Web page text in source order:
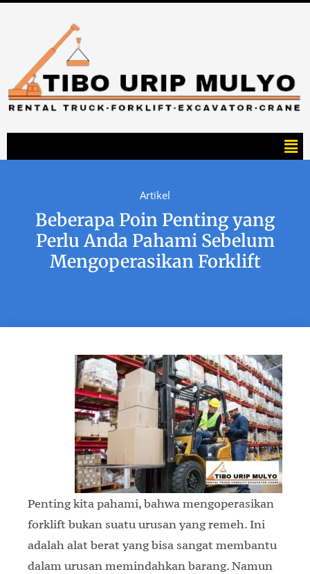
Artikel
Beberapa Poin Penting yang
Perlu Anda Pahami Sebelum
Mengoperasikan Forklift
Penting kita pahami, bahwa mengoperasikan
forklift bukan suatu urusan yang remeh. Ini
adalah alat berat yang bisa sangat membantu
dalam urusan memindahkan barang. Namun